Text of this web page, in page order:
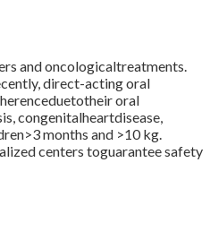
and oncologicaltreatments.
direct-acting oral
oral
congenitalheartdisease,
months and >10 kg.
centers toguarantee safety